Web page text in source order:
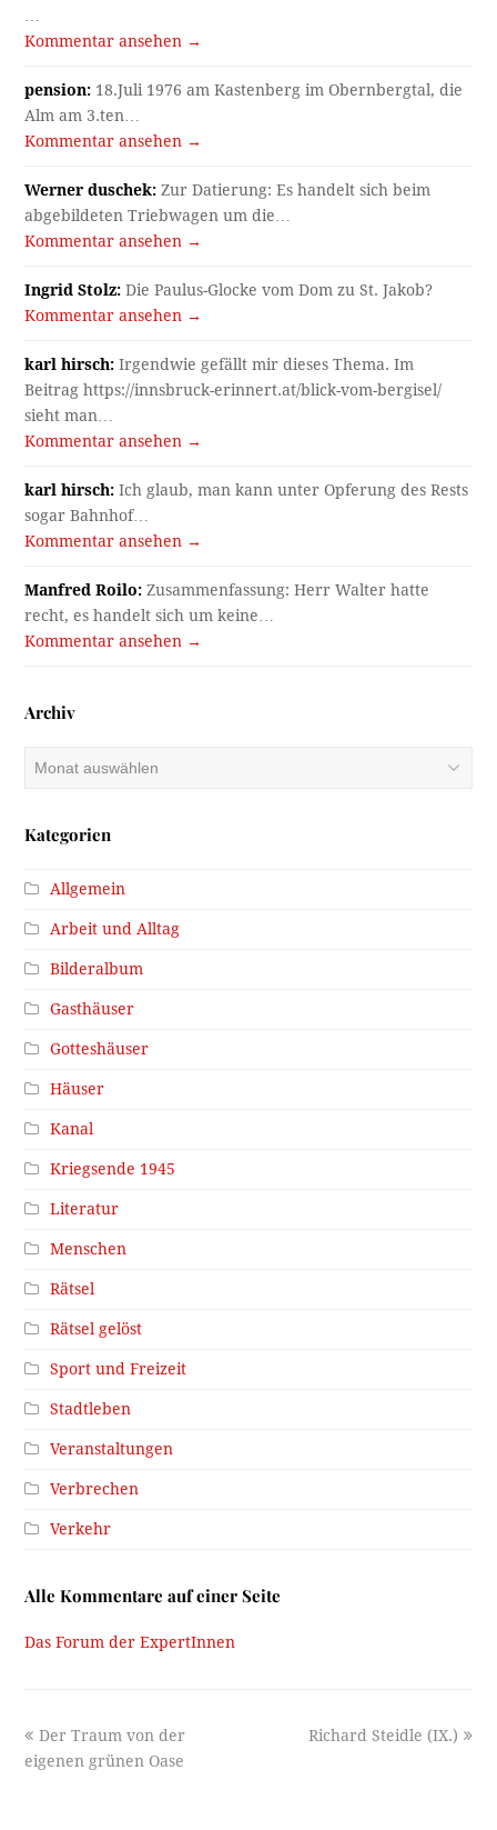
Kommentar ansehen →
pension: 18.Juli 1976 am Kastenberg im Obernbergtal, die
Alm am 3.ten…
Kommentar ansehen →
Werner duschek: Zur Datierung: Es handelt sich beim
abgebildeten Triebwagen um die…
Kommentar ansehen →
Ingrid Stolz: Die Paulus-Glocke vom Dom zu St. Jakob?
Kommentar ansehen →
karl hirsch: Irgendwie gefällt mir dieses Thema. Im
Beitrag https://innsbruck-erinnert.at/blick-vom-bergisel/
sieht man…
Kommentar ansehen →
karl hirsch: Ich glaub, man kann unter Opferung des Rests
sogar Bahnhof…
Kommentar ansehen →
Manfred Roilo: Zusammenfassung: Herr Walter hatte
recht, es handelt sich um keine…
Kommentar ansehen →
Archiv
Kategorien
Allgemein
Arbeit und Alltag
Bilderalbum
Gasthäuser
Gotteshäuser
Häuser
Kanal
Kriegsende 1945
Literatur
Menschen
Rätsel
Rätsel gelöst
Sport und Freizeit
Stadtleben
Veranstaltungen
Verbrechen
Verkehr
Alle Kommentare auf einer Seite
Das Forum der ExpertInnen
previous
post:
Der Traum von der
eigenen grünen Oase
next
Richard Steidle (IX.)